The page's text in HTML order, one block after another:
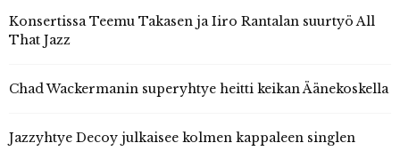
Konsertissa Teemu Takasen ja Iiro Rantalan suurtyö All
That Jazz
Chad Wackermanin superyhtye heitti keikan Äänekoskella
Jazzyhtye Decoy julkaisee kolmen kappaleen singlen